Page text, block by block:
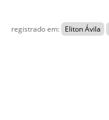
registrado em: Eliton Ávila